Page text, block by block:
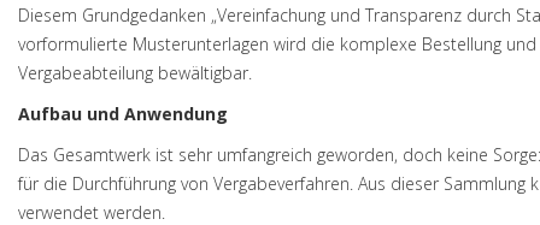
Diesem Grundgedanken „Vereinfachung und Transparenz durch
vorformulierte Musterunterlagen wird die komplexe Bestellung
Vergabeabteilung bewältigbar.
Aufbau und Anwendung
Das Gesamtwerk ist sehr umfangreich geworden, doch keine
für die Durchführung von Vergabeverfahren. Aus dieser
verwendet werden.